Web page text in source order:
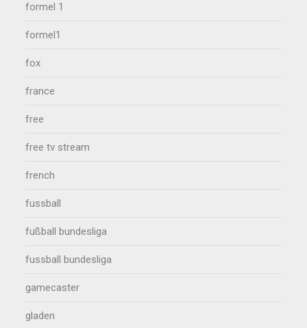
formel 1
formel1
fox
france
free
free tv stream
french
fussball
fußball bundesliga
fussball bundesliga
gamecaster
gladen